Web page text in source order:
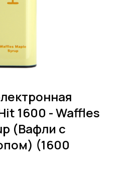
1600 - Waffles
(Вафли с
(1600